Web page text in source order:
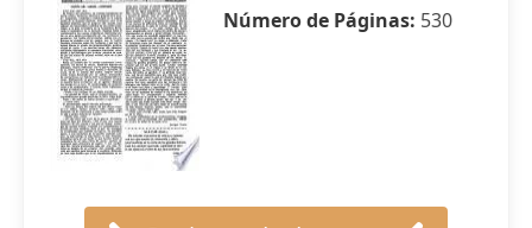
Número de Páginas: 530